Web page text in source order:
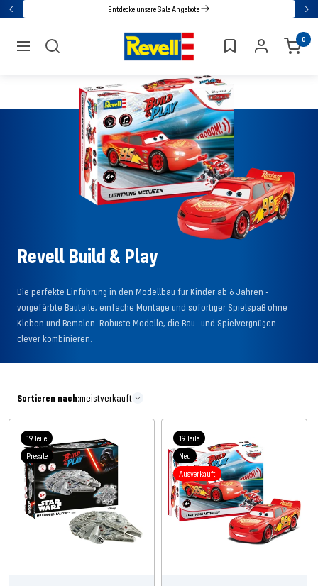
Direkt
Inhalt
Zurück Entdecke unsere Sale Angebote
Navigation
Revell 0
Revell Build & Play
Die perfekte Einführung in den Modellbau für Kinder ab 6 Jahren -
vorgefärbte Bauteile, einfache Montage und sofortiger Spielspaß ohne
Kleben und Bemalen. Robuste Modelle, die Bau- und Spielvergnügen
clever kombinieren.
Sortieren nach:meistverkauft
19 Teile
Presale
19 Teile
Neu
Ausverkauft